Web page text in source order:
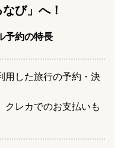
び」へ！
予約の特長
用した旅行の予約・決
クレカでのお支払いも